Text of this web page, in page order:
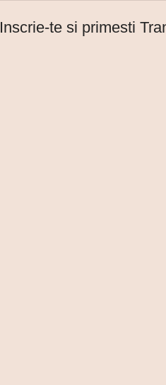
Inscrie-te si primesti